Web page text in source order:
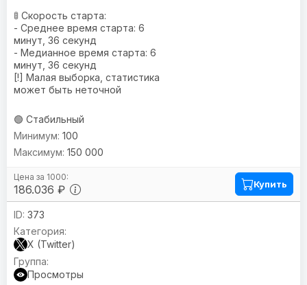
🚦 Скорость старта:
- Среднее время старта: 6
минут, 36 секунд
- Медианное время старта: 6
минут, 36 секунд
[!] Малая выборка, статистика
может быть неточной
🟢 Стабильный
186.036 ₽
100
150 000
Купить
373
X (Twitter)
Просмотры